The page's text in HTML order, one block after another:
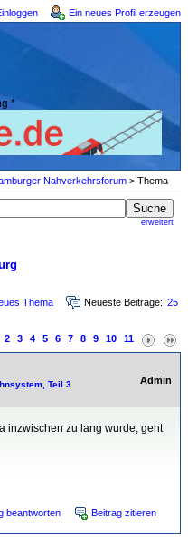
Ein neues Profil erzeugen
*
Nahverkehrsforum > Thema
erweitert
Thema Neueste Beiträge: 25
2 3 4 5 6 7 8 9 10 11
Teil 3
Admin
inzwischen zu lang wurde, geht
beantworten Beitrag zitieren